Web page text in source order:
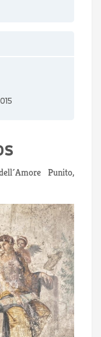
Punito,